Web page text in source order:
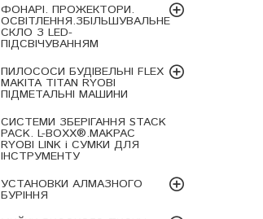
ФОНАРІ. ПРОЖЕКТОРИ.
ОСВІТЛЕННЯ.ЗБІЛЬШУВАЛЬНЕ
СКЛО З LED-
ПІДСВІЧУВАННЯМ
ПИЛОСОСИ БУДІВЕЛЬНІ FLEX
MAKITA TITAN RYOBI
ПІДМЕТАЛЬНІ МАШИНИ
СИСТЕМИ ЗБЕРІГАННЯ STACK
PACK. L-BOXX®.MAKPAC
RYOBI LINK і СУМКИ ДЛЯ
ІНСТРУМЕНТУ
УСТАНОВКИ АЛМАЗНОГО
БУРІННЯ